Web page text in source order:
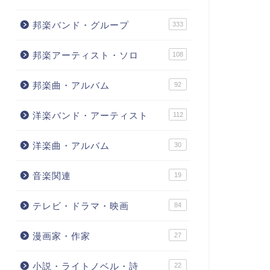
邦楽バンド・グループ 333
邦楽アーティスト・ソロ 108
邦楽曲・アルバム 92
洋楽バンド・アーティスト 112
洋楽曲・アルバム 30
音楽関連 19
テレビ・ドラマ・映画 84
漫画家・作家 27
小説・ライトノベル・詩 22